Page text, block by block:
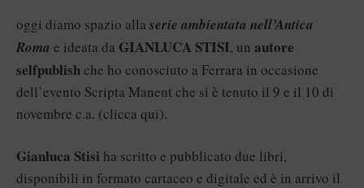
oggi diamo spazio alla serie ambientata nell’Antica
Roma e ideata da GIANLUCA STISI, un autore
selfpublishche ho conosciuto a Ferrara in occasione
dell’evento Scripta Manent che si è tenuto il 9 e il 10 di
novembre c.a. (clicca qui).
Gianluca Stisi ha scritto e pubblicato due libri,
disponibili in formato cartaceo e digitale ed è in arrivo il